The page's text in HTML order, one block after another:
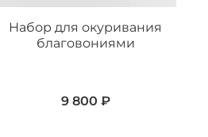
Набор для окуривания
благовониями
9 800 ₽